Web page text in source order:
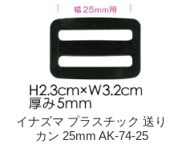
イナズマ プラスチック 送り
カン 25mm AK-74-25